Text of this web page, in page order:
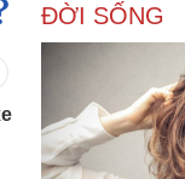
nghiệp
tin doanh nghiệp
nghiệp 24h
ĐỜI SỐNG